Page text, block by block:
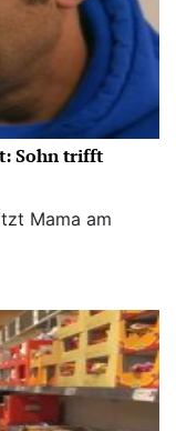
Sohn trifft
Mama am